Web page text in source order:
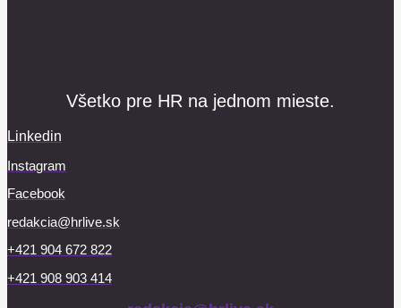
Všetko pre HR na jednom mieste.
Linkedin
Instagram
Facebook
redakcia@hrlive.sk
+421 904 672 822
+421 908 903 414